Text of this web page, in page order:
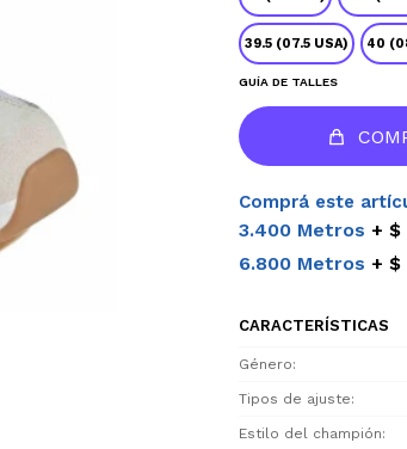
39.5 (07.5 USA) 40
GUÍA DE TALLES
Comprá este
3.400 Metros $
6.800 Metros $
CARACTERÍSTICAS
Género
Tipos de ajuste
Estilo del champión